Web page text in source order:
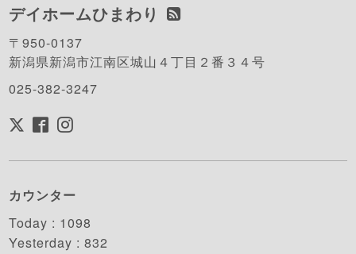
デイホームひまわり
〒950-0137
新潟県新潟市江南区城山４丁目２番３４号
025-382-3247
カウンター
Today : 1098
Yesterday :832